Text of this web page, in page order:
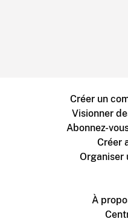
Créer un
Visionner
Abonnez-
Créer
Organiser
À